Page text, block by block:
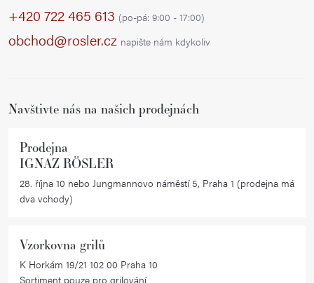
+420 722 465 613 (po-pá: 9:00 - 17:00)
obchod@rosler.cz napište nám kdykoliv
Navštivte nás na našich prodejnách
Prodejna
IGNAZ RÖSLER
28. října 10 nebo Jungmannovo náměstí 5, Praha 1 (prodejna má
dva vchody)
Vzorkovna grilů
K Horkám 19/21 102 00 Praha 10
Sortiment pouze pro grilování